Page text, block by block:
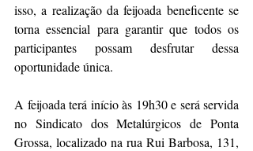
isso, a realização da feijoada beneficente se
torna essencial para garantir que todos os
participantes possam desfrutar dessa
oportunidade única.
A feijoada terá início às 19h30 e será servida
no Sindicato dos Metalúrgicos de Ponta
Grossa, localizado na rua Rui Barbosa, 131,